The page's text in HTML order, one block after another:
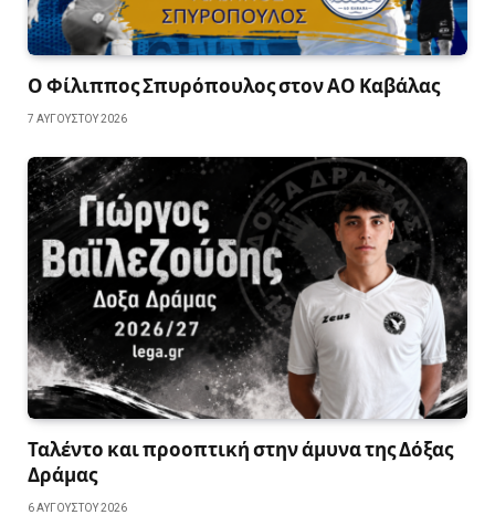
Ο Φίλιππος Σπυρόπουλος στον ΑΟ Καβάλας
7 ΑΥΓΟΎΣΤΟΥ 2026
Ταλέντο και προοπτική στην άμυνα της Δόξας
Δράμας
6 ΑΥΓΟΎΣΤΟΥ 2026